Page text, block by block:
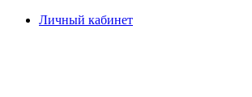
Личный кабинет